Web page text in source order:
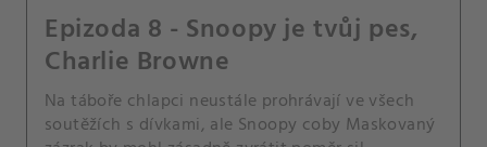
Epizoda 8 - Snoopy je tvůj pes,
Charlie Browne
Na táboře chlapci neustále prohrávají ve všech
soutěžích s dívkami, ale Snoopy coby Maskovaný